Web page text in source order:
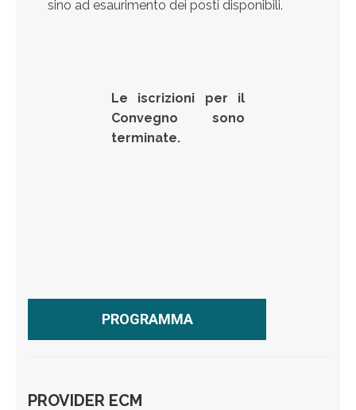
sino ad esaurimento dei posti disponibili.
Le iscrizioni per il
Convegno sono
terminate.
PROGRAMMA
PROVIDER ECM